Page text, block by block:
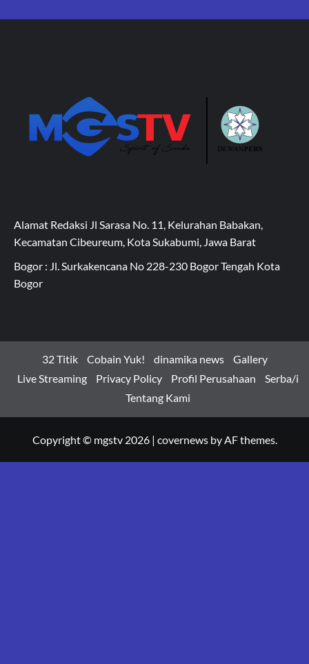
Alamat Redaksi Jl Sarasa No. 11, Kelurahan Babakan,
Kecamatan Cibeureum, Kota Sukabumi, Jawa Barat
Bogor : Jl. Surkakencana No 228-230 Bogor Tengah Kota
Bogor
32 Titik Cobain Yuk! dinamika news
Gallery
Live Streaming
Privacy Policy Profil Perusahaan
Serba/i
Tentang Kami
Copyright © mgstv 2026 | covernewsby AF themes.